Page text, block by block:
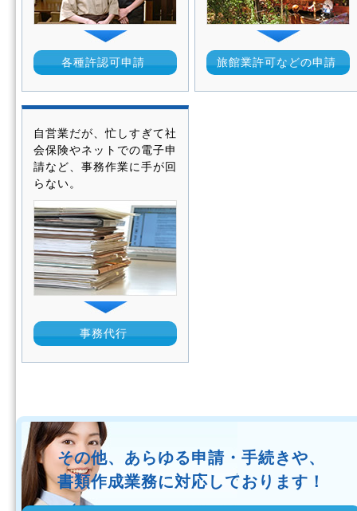
各種許認可申請 旅館業許可などの申請
自営業だが、忙しすぎて社
会保険やネットでの電子申
請など、事務作業に手が回
らない。
事務代行
その他、あらゆる申請・手続きや、
書類作成業務に対応しております！